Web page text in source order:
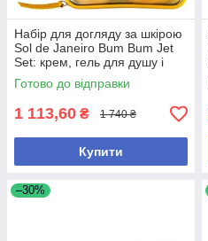
Набір для догляду за шкірою
Sol de Janeiro Bum Bum Jet
Set: крем, гель для душу і
парфумований спрей для
зволоження та аромату
Готово до відправки
1 113,60 ₴ 1 740 ₴
Купити
–30%